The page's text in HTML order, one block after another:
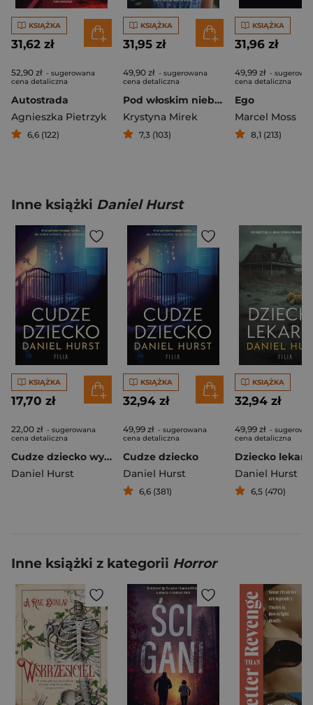
KSIĄŻKA
31,62 zł
52,90 zł - sugerowana
cena detaliczna
Autostrada
Agnieszka Pietrzyk
6,6 (122)
KSIĄŻKA
31,95 zł
49,90 zł - sugerowana
cena detaliczna
Pod włoskim niebem
Krystyna Mirek
7,3 (103)
KSIĄŻKA
31,96 zł
49,99 zł -
cena detaliczna
Ego
Marcel Moss
8,1 (213)
Inne książki Daniel Hurst
KSIĄŻKA
17,70 zł
22,00 zł - sugerowana
cena detaliczna
Cudze dziecko wyd. kieszonkowe
Daniel Hurst
KSIĄŻKA
32,94 zł
49,99 zł - sugerowana
cena detaliczna
Cudze dziecko
Daniel Hurst
6,6 (381)
KSIĄŻKA
32,94 zł
49,99 zł -
cena detaliczna
Dziecko
Daniel Hurst
6,5 (470)
Inne książki z kategorii Horror